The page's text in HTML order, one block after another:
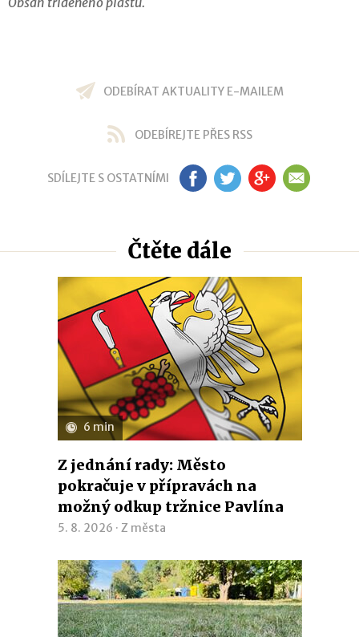
ODEBÍRAT AKTUALITY E-MAILEM
ODEBÍREJTE PŘES RSS
SDÍLEJTE S OSTATNÍMI FB TW GP EM
Čtěte dále
6 min
Z jednání rady: Město
pokračuje v přípravách na
možný odkup tržnice Pavlína
5. 8. 2026 · Z města